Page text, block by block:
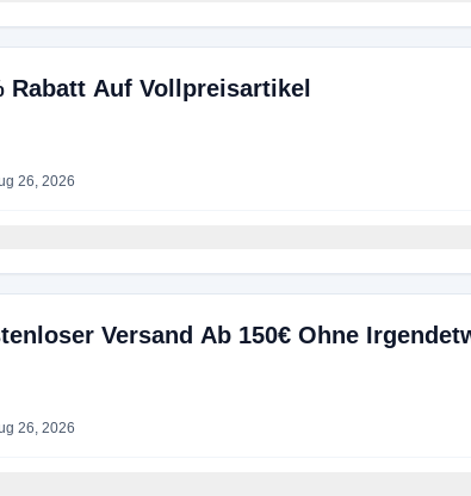
Rabatt Auf Vollpreisartikel
26, 2026
Versand Ab 150€ Ohne
26, 2026